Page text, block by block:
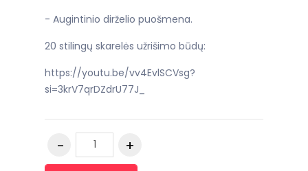
- Augintinio dirželio puošmena.
20 stilingų skarelės užrišimo būdų:
https://youtu.be/vv4EvlSCVsg?
si=3krV7qrDZdrU77J_